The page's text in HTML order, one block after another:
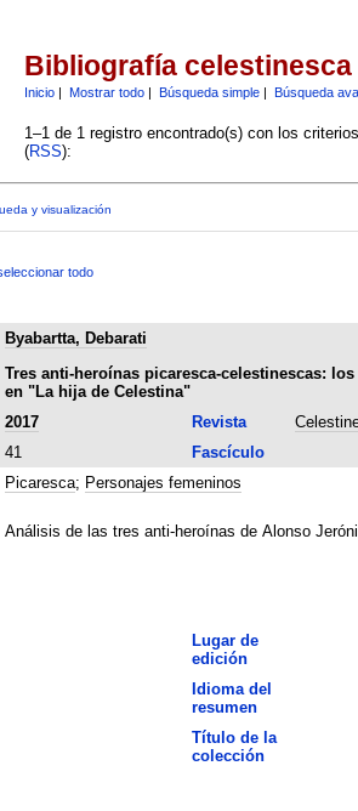
Bibliografía celestinesca
Inicio| Mostrar todo| Búsqueda simple| Búsqueda
1–1 de 1 registro encontrado(s) con los
(RSS):
y visualización
todo
Byabartta, Debarati
Tres anti-heroínas picaresca-celestinescas:
en "La hija de Celestina"
2017 Revista
41
Fascículo
Picaresca; Personajes femeninos
Análisis de las tres anti-heroínas de Alonso
Lugar de
edición
Idioma del
resumen
Título de la
colección